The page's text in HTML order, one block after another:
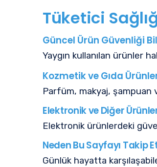
Tüketici
Güncel Ürün Güvenliği
Yaygın kullanılan ürünler
Kozmetik ve Gıda
Parfüm, makyaj, şampuan
Elektronik ve Diğer
Elektronik ürünlerdeki
Neden Bu Sayfayı Takip
Günlük hayatta